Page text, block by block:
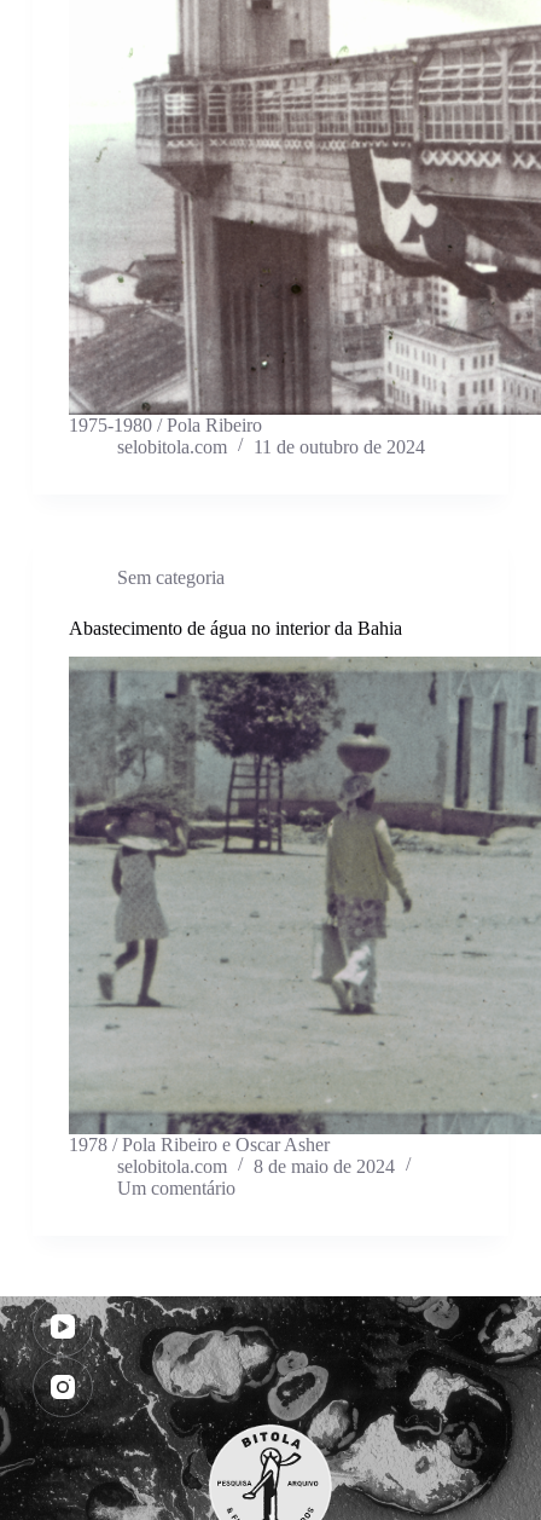
1975-1980 / Pola Ribeiro
selobitola.com
11 de outubro de 2024
Sem categoria
Abastecimento de água no interior da Bahia
1978 / Pola Ribeiro e Oscar Asher
selobitola.com
8 de maio de 2024
Um comentário